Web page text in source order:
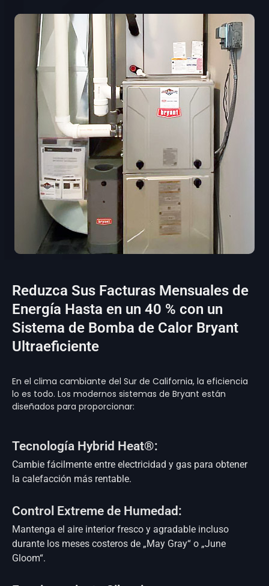
Reduzca Sus Facturas Mensuales de
Energía Hasta en un 40 % con un
Sistema de Bomba de Calor Bryant
Ultraeficiente
En el clima cambiante del Sur de California, la eficiencia
lo es todo. Los modernos sistemas de Bryant están
diseñados para proporcionar:
Tecnología Hybrid Heat®:
Cambie fácilmente entre electricidad y gas para obtener
la calefacción más rentable.
Control Extreme de Humedad:
Mantenga el aire interior fresco y agradable incluso
durante los meses costeros de „May Gray“ o „June
Gloom“.